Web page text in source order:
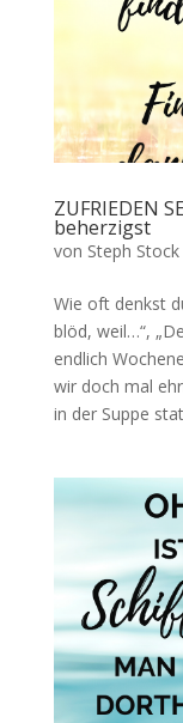
ZUFRIEDEN
beherzigst
von Steph Stock
Wie oft denkst
blöd, weil…“,
endlich
wir doch mal
in der Suppe